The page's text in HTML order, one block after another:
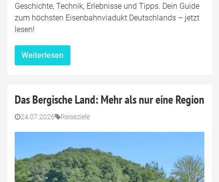
Geschichte, Technik, Erlebnisse und Tipps. Dein Guide
zum höchsten Eisenbahnviadukt Deutschlands – jetzt
lesen!
Weiterlesen
Das Bergische Land: Mehr als nur eine Region
24.07.2026 Reiseziele